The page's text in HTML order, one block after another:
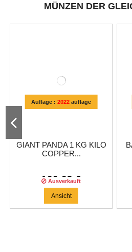
MÜNZEN DER
Auflage : 2022auflage
GIANT PANDA 1 KG KILO
COPPER...
166,63 €
Ausverkauft
Ansicht